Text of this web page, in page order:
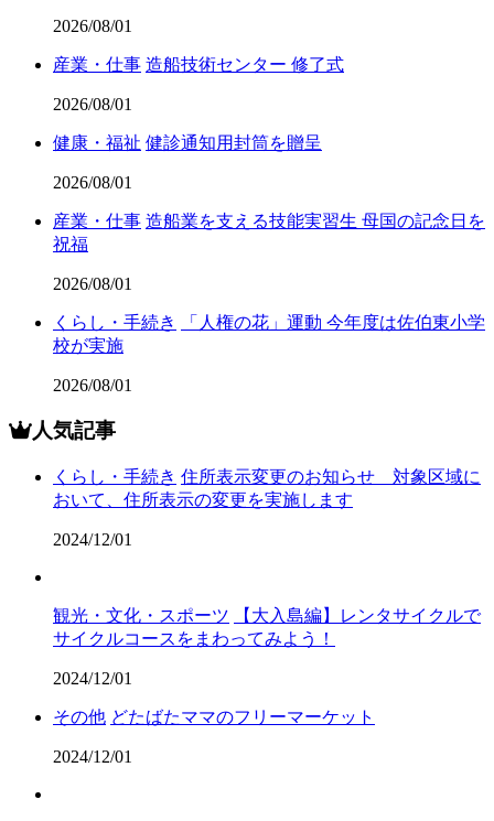
2026/08/01
産業・仕事 造船技術センター 修了式
2026/08/01
健康・福祉 健診通知用封筒を贈呈
2026/08/01
産業・仕事 造船業を支える技能実習生 母国の記念日を
祝福
2026/08/01
くらし・手続き
「人権の花」運動 今年度は佐伯東小学
校が実施
2026/08/01
人気記事
くらし・手続き 住所表示変更のお知らせ 対象区域に
おいて、住所表示の変更を実施します
2024/12/01
観光・文化・スポーツ
【大入島編】レンタサイクルで
サイクルコースをまわってみよう！
2024/12/01
その他 どたばたママのフリーマーケット
2024/12/01